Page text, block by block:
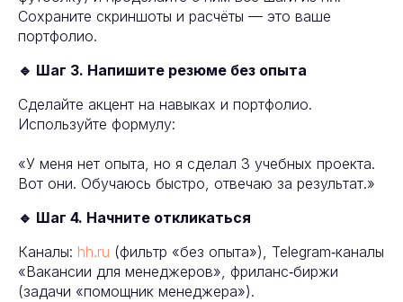
Сохраните скриншоты и расчёты — это ваше
портфолио.
🔹 Шаг 3. Напишите резюме без опыта
Сделайте акцент на навыках и портфолио.
Используйте формулу:
«У меня нет опыта, но я сделал 3 учебных проекта.
Вот они. Обучаюсь быстро, отвечаю за результат.»
🔹 Шаг 4. Начните откликаться
Каналы: hh.ru (фильтр «без опыта»), Telegram‑каналы
«Вакансии для менеджеров», фриланс‑биржи
(задачи «помощник менеджера»).